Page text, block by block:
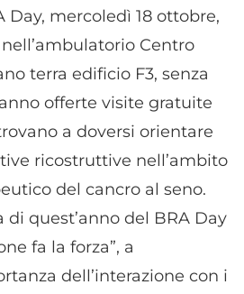
Day, mercoledì 18 ottobre,
Centro
terra edificio F3, senza
offerte visite gratuite
a doversi orientare
ricostruttive nell’ambito
del cancro al seno.
di quest’anno del BRA Day
fa la forza”, a
dell’interazione con i